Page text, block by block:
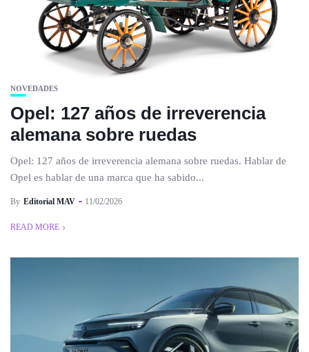
NOVEDADES
Opel: 127 años de irreverencia
alemana sobre ruedas
Opel: 127 años de irreverencia alemana sobre ruedas. Hablar de
Opel es hablar de una marca que ha sabido...
By Editorial MAV 11/02/2026
READ MORE